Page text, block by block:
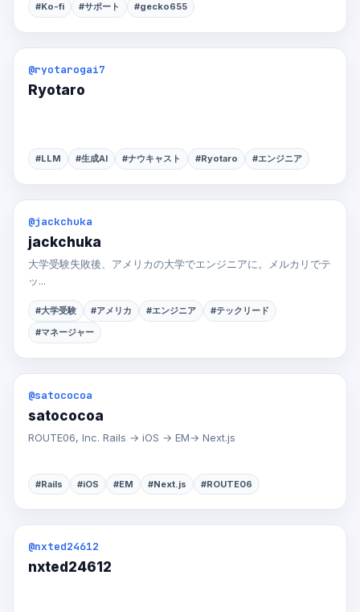
#Ko-fi #サポート #gecko655
@ryotarogai7
Ryotaro
#LLM #生成AI #ナウキャスト #Ryotaro #エンジニア
@jackchuka
jackchuka
大学受験失敗後、アメリカの大学でエンジニアに。メルカリでテ
ッ...
#大学受験 #アメリカ #エンジニア
#テックリード
#マネージャー
@satococoa
satococoa
ROUTE06, Inc. Rails → iOS → EM→ Next.js
#Rails #iOS #EM #Next.js #ROUTE06
@nxted24612
nxted24612